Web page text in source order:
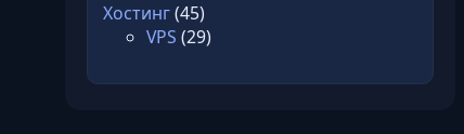
Хостинг(45)
VPS (29)